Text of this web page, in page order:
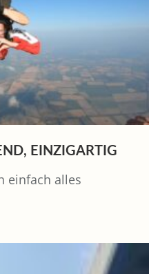
EINZIGARTIG
einfach alles